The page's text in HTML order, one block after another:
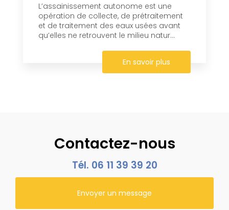
L’assainissement autonome est une
opération de collecte, de prétraitement
et de traitement des eaux usées avant
qu’elles ne retrouvent le milieu natur...
En savoir plus
Contactez-nous
Tél. 06 11 39 39 20
Envoyer un message